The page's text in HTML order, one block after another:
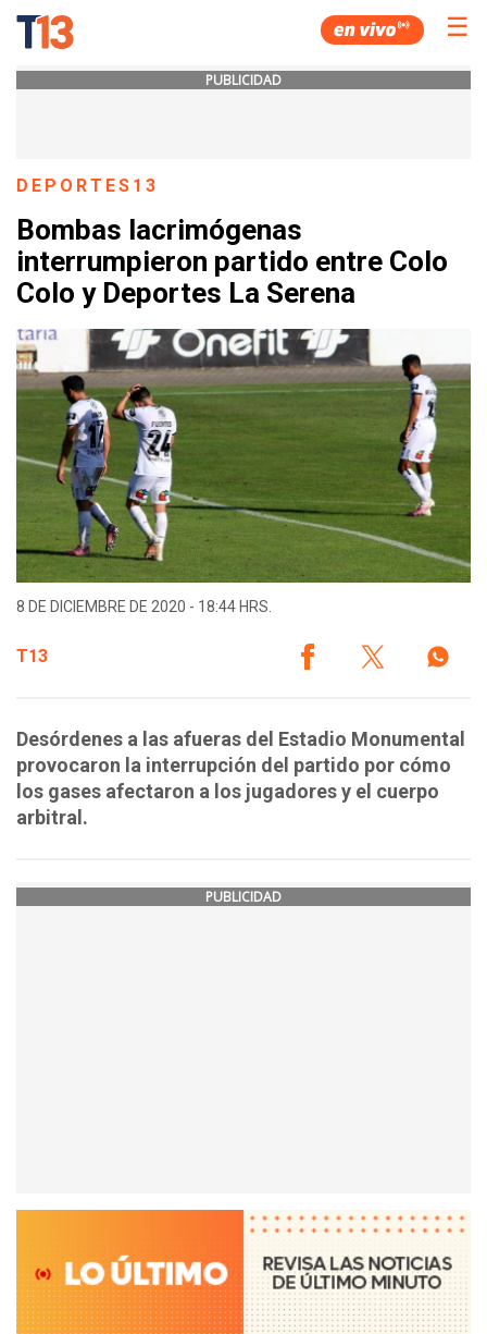
☰
PUBLICIDAD
DEPORTES13
Bombas lacrimógenas
interrumpieron partido entre Colo
Colo y Deportes La Serena
8 DE DICIEMBRE DE 2020 - 18:44 HRS.
T13
Desórdenes a las afueras del Estadio Monumental
provocaron la interrupción del partido por cómo
los gases afectaron a los jugadores y el cuerpo
arbitral.
PUBLICIDAD